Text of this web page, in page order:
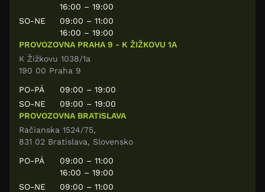
16:00 – 19:00
SO-NE
09:00 – 11:00
16:00 – 19:00
PROVOZOVNA PRAHA 9 - K ŽIŽKOVU 1A
K Žižkovu 1038/1a
190 00 Praha 9
PO-PÁ
09:00 – 19:00
SO-NE
09:00 – 19:00
PROVOZOVNA BRATISLAVA
Račianska 1524/75,
831 02 Bratislava, Slovensko
PO-PÁ
09:00 – 11:00
16:00 – 19:00
SO-NE
09:00 – 11:00